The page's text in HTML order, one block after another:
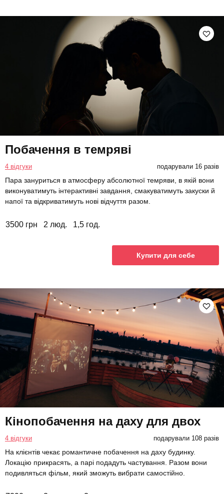
Побачення в темряві
4 відгуки подарували 16 разів
Пара зануриться в атмосферу абсолютної темряви, в якій вони
виконуватимуть інтерактивні завдання, смакуватимуть закуски й
напої та відкриватимуть нові відчуття разом.
3500 грн 2 люд. 1,5 год.
Купити для себе
Кінопобачення на даху для двох
4 відгуки подарували 108 разів
На клієнтів чекає романтичне побачення на даху будинку.
Локацію прикрасять, а парі подадуть частування. Разом вони
подивляться фільм, який зможуть вибрати самостійно.